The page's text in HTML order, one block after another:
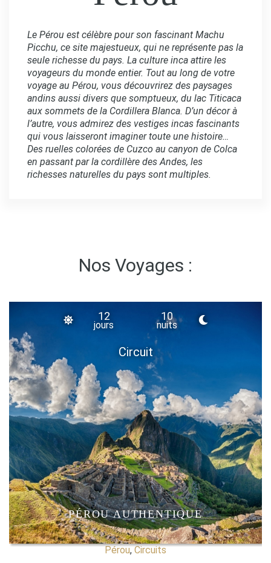
Le Pérou est célèbre pour son fascinant Machu
Picchu, ce site majestueux, qui ne représente pas la
seule richesse du pays. La culture inca attire les
voyageurs du monde entier. Tout au long de votre
voyage au Pérou, vous découvrirez des paysages
andins aussi divers que somptueux, du lac Titicaca
aux sommets de la Cordillera Blanca. D’un décor à
l’autre, vous admirez des vestiges incas fascinants
qui vous laisseront imaginer toute une histoire…
Des ruelles colorées de Cuzco au canyon de Colca
en passant par la cordillère des Andes, les
richesses naturelles du pays sont multiples.
Nos Voyages :
Circuit
12
jours
10
nuits
PÉROU AUTHENTIQUE
Pérou,Circuits